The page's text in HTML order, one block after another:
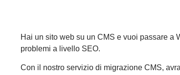
Hai un sito web su un CMS e vuoi passare a
problemi a livello SEO.
Con il nostro servizio di migrazione CMS,